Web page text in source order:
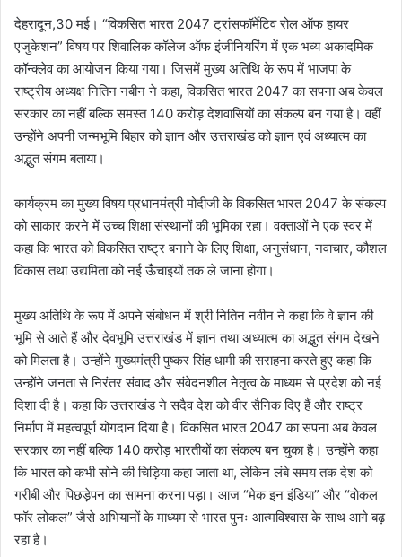
देहरादून,30 मई। “विकसित भारत 2047 ट्रांसफॉर्मेटिव रोल ऑफ हायर
एजुकेशन” विषय पर शिवालिक कॉलेज ऑफ इंजीनियरिंग में एक भव्य अकादमिक
कॉन्क्लेव का आयोजन किया गया। जिसमें मुख्य अतिथि के रूप में भाजपा के
राष्ट्रीय अध्यक्ष नितिन नबीन ने कहा, विकसित भारत 2047 का सपना अब केवल
सरकार का नहीं बल्कि समस्त 140 करोड़ देशवासियों का संकल्प बन गया है। वहीं
उन्होंने अपनी जन्मभूमि बिहार को ज्ञान और उत्तराखंड को ज्ञान एवं अध्यात्म का
अद्भुत संगम बताया।
कार्यक्रम का मुख्य विषय प्रधानमंत्री मोदीजी के विकसित भारत 2047 के संकल्प
को साकार करने में उच्च शिक्षा संस्थानों की भूमिका रहा। वक्ताओं ने एक स्वर में
कहा कि भारत को विकसित राष्ट्र बनाने के लिए शिक्षा, अनुसंधान, नवाचार, कौशल
विकास तथा उद्यमिता को नई ऊँचाइयों तक ले जाना होगा।
मुख्य अतिथि के रूप में अपने संबोधन में श्री नितिन नवीन ने कहा कि वे ज्ञान की
भूमि से आते हैं और देवभूमि उत्तराखंड में ज्ञान तथा अध्यात्म का अद्भुत संगम देखने
को मिलता है। उन्होंने मुख्यमंत्री पुष्कर सिंह धामी की सराहना करते हुए कहा कि
उन्होंने जनता से निरंतर संवाद और संवेदनशील नेतृत्व के माध्यम से प्रदेश को नई
दिशा दी है। कहा कि उत्तराखंड ने सदैव देश को वीर सैनिक दिए हैं और राष्ट्र
निर्माण में महत्वपूर्ण योगदान दिया है। विकसित भारत 2047 का सपना अब केवल
सरकार का नहीं बल्कि 140 करोड़ भारतीयों का संकल्प बन चुका है। उन्होंने कहा
कि भारत को कभी सोने की चिड़िया कहा जाता था, लेकिन लंबे समय तक देश को
गरीबी और पिछड़ेपन का सामना करना पड़ा। आज “मेक इन इंडिया” और “वोकल
फॉर लोकल” जैसे अभियानों के माध्यम से भारत पुनः आत्मविश्वास के साथ आगे बढ़
रहा है।